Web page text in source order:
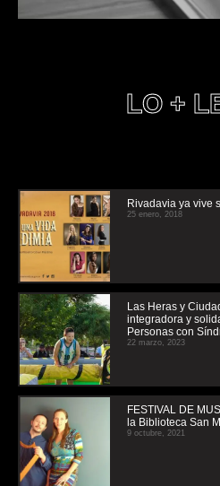
LO +
Rivadavia ya vive
25 enero, 2018
Las Heras y
integradora y
Personas con
22 marzo, 2023
FESTIVAL DE
la Biblioteca San
9 octubre, 2021